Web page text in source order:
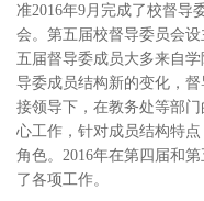
准2016年9月完成了校督导
会。第五届校督导委员会
五届督导委成员大多来自
导委成员结构新的变化，
接领导下，在教务处等部
心工作，针对成员结构特
角色。2016年在第四届和
了各项工作。